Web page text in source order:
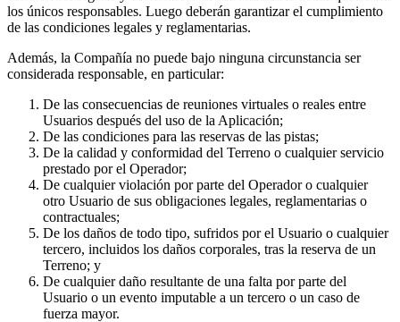
los únicos responsables. Luego deberán garantizar el cumplimiento
de las condiciones legales y reglamentarias.
Además, la Compañía no puede bajo ninguna circunstancia ser
considerada responsable, en particular:
De las consecuencias de reuniones virtuales o reales entre
Usuarios después del uso de la Aplicación;
De las condiciones para las reservas de las pistas;
De la calidad y conformidad del Terreno o cualquier servicio
prestado por el Operador;
De cualquier violación por parte del Operador o cualquier
otro Usuario de sus obligaciones legales, reglamentarias o
contractuales;
De los daños de todo tipo, sufridos por el Usuario o cualquier
tercero, incluidos los daños corporales, tras la reserva de un
Terreno; y
De cualquier daño resultante de una falta por parte del
Usuario o un evento imputable a un tercero o un caso de
fuerza mayor.